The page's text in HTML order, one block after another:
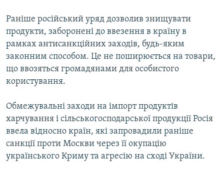
Раніше російський уряд дозволив знищувати
продукти, заборонені до ввезення в країну в
рамках антисанкційних заходів, будь-яким
законним способом. Це не поширюється на товари,
що ввозяться громадянами для особистого
користування.
Обмежувальні заходи на імпорт продуктів
харчування і сільськогосподарської продукції Росія
ввела відносно країн, які запровадили раніше
санкції проти Москви через її окупацію
українського Криму та агресію на сході України.